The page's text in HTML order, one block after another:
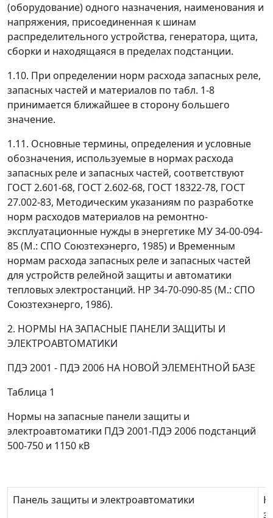
(оборудование) одного назначения, наименования и
напряжения, присоединенная к шинам
распределительного устройства, генератора, щита,
сборки и находящаяся в пределах подстанции.
1.10. При определении норм расхода запасных реле,
запасных частей и материалов по табл. 1-8
принимается ближайшее в сторону большего
значение.
1.11. Основные термины, определения и условные
обозначения, используемые в нормах расхода
запасных реле и запасных частей, соответствуют
ГОСТ 2.601-68, ГОСТ 2.602-68, ГОСТ 18322-78, ГОСТ
27.002-83, Методическим указаниям по разработке
норм расходов материалов на ремонтно-
эксплуатационные нужды в энергетике МУ 34-00-094-
85 (М.: СПО Союзтехэнерго, 1985) и Временным
нормам расхода запасных реле и запасных частей
для устройств релейной защиты и автоматики
тепловых электростанций. HP 34-70-090-85 (М.: СПО
Союзтехэнерго, 1986).
2. НОРМЫ НА ЗАПАСНЫЕ ПАНЕЛИ ЗАЩИТЫ И
ЭЛЕКТРОАВТОМАТИКИ
ПДЭ 2001 - ПДЭ 2006 НА НОВОЙ ЭЛЕМЕНТНОЙ БАЗЕ
Таблица 1
Нормы на запасные панели защиты и
электроавтоматики ПДЭ 2001-ПДЭ 2006 подстанций
500-750 и 1150 кВ
Панель защиты и электроавтоматики